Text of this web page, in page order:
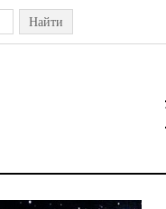
Найти